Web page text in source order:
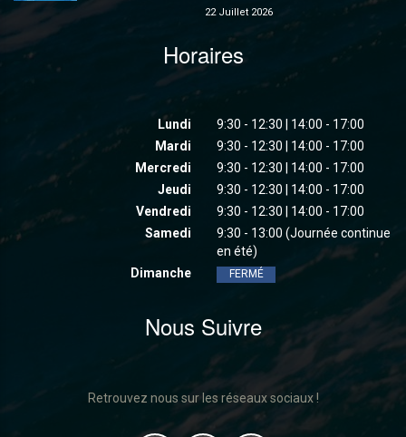
22 Juillet 2026
Horaires
Lundi
9:30 - 12:30 | 14:00 - 17:00
Mardi
9:30 - 12:30 | 14:00 - 17:00
Mercredi
9:30 - 12:30 | 14:00 - 17:00
Jeudi
9:30 - 12:30 | 14:00 - 17:00
Vendredi
9:30 - 12:30 | 14:00 - 17:00
Samedi
9:30 - 13:00 (Journée continue
en été)
Dimanche
FERMÉ
Nous Suivre
Retrouvez nous sur les réseaux sociaux !